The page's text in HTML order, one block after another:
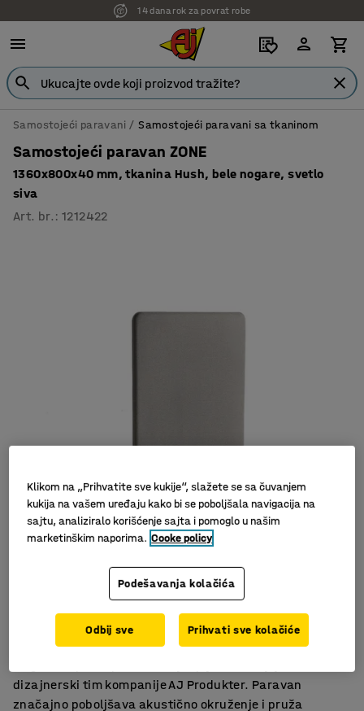
7 godina garancije
Samostojeći paravani Samostojeći paravani sa tkaninom
Samostojeći paravan ZONE
1360x800x40 mm, tkanina Hush, bele nogare, svetlo
siva
Art. br. :1212422
Efektivna apsorpcija buke
Komplet uključuje postolje
Elegantan i moderan dizajn
dizajnerski tim kompanije AJ Produkter. Paravan
značajno poboljšava akustično okruženje i pruža
Klikom na „Prihvatite sve kukije“, slažete se sa čuvanjem
kukija na vašem uređaju kako bi se poboljšala navigacija na
sajtu, analiziralo korišćenje sajta i pomoglo u našim
marketinškim naporima. Cooke policy
Podešavanja kolačića
Odbij sve Prihvati sve kolačiće